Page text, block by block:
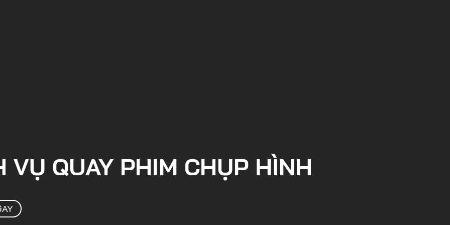
VỤ QUAY PHIM CHỤP HÌNH